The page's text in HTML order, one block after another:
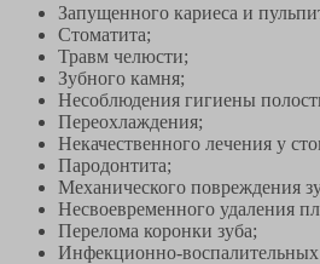
Запущенного кариеса и
Стоматита;
Травм челюсти;
Зубного камня;
Несоблюдения гигиены
Переохлаждения;
Некачественного лечения у
Пародонтита;
Механического повреждения
Несвоевременного удаления
Перелома коронки зуба;
Инфекционно-